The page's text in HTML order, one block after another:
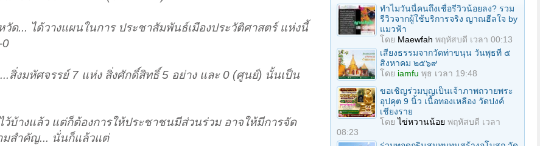
ด... ได้วางแผนในการ ประชาสัมพันธ์เมืองประวัติศาสตร์ แห่งนี้
0
สิ่งมหัศจรรย์ 7 แห่ง สิ่งศักดิ์สิทธิ์ 5 อย่าง และ 0 (ศูนย์) นั้นเป็น
บ้างแล้ว แต่ก็ต้องการให้ประชาชนมีส่วนร่วม อาจให้มีการจัด
มสำคัญ... นั่นก็แล้วแต่
ทำไมวันนี้คนถึงเชื่อรีวิวน้อยลง? รวม
รีวิวจากผู้ใช้บริการจริง ญาณฮีลใจ by
แมวฟ้า
โดย Maewfah พฤหัสบดี เวลา 00:13
เสียงธรรมจากวัดท่าขนุน วันพุธที่ ๕
สิงหาคม ๒๕๖๙
โดย iamfu พุธ เวลา 19:48
ขอเชิญร่วมบุญเป็นเจ้าภาพถวายพระ
อุปคุต 9 นิ้ว เนื้อทองเหลือง วัดปงค์
เชียงราย
โดยไข่หวานน้อย พฤหัสบดี เวลา
08:23